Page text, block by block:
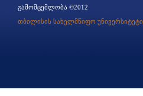
გამომცემლობა ©2012
თბილისის სახელმწიფო უნივერსიტეტი